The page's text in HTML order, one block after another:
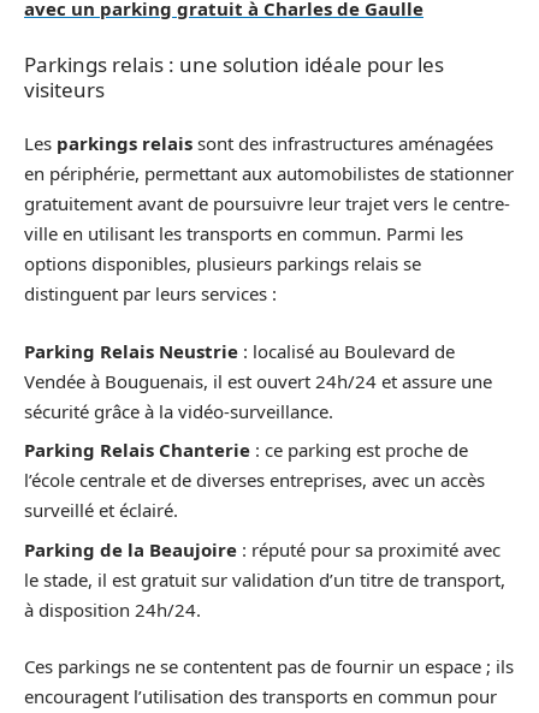
avec un parking gratuit à Charles de Gaulle
Parkings relais : une solution idéale pour les
visiteurs
Les parkings relais sont des infrastructures aménagées
en périphérie, permettant aux automobilistes de stationner
gratuitement avant de poursuivre leur trajet vers le centre-
ville en utilisant les transports en commun. Parmi les
options disponibles, plusieurs parkings relais se
distinguent par leurs services :
Parking Relais Neustrie : localisé au Boulevard de
Vendée à Bouguenais, il est ouvert 24h/24 et assure une
sécurité grâce à la vidéo-surveillance.
Parking Relais Chanterie : ce parking est proche de
l’école centrale et de diverses entreprises, avec un accès
surveillé et éclairé.
Parking de la Beaujoire : réputé pour sa proximité avec
le stade, il est gratuit sur validation d’un titre de transport,
à disposition 24h/24.
Ces parkings ne se contentent pas de fournir un espace ; ils
encouragent l’utilisation des transports en commun pour